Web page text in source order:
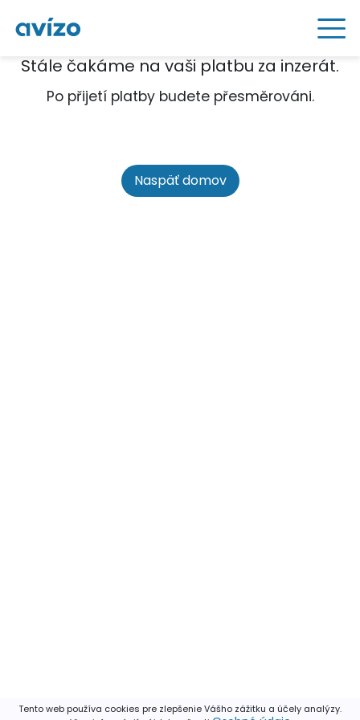
Tento web používa cookies pre zlepšenie Vášho zážitku a účely analýzy.
Stále čakáme na vaši platbu za inzerát.
Po přijetí platby budete přesměrováni.
Naspäť domov